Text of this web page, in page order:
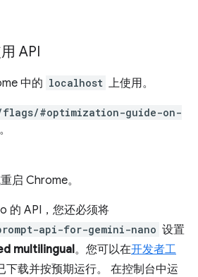
API
中的 localhost 上使用。
flags/#optimization-guide-on-
。
启 Chrome。
的 API，您还必须将
api-for-gemini-nano 设置
multilingual。您可以在开发者工
下载并按预期运行。 在控制台中运